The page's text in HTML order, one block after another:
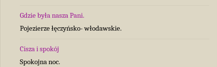
Gdzie była nasza Pani.
Pojezierze łęczyńsko- włodawskie.
Cisza i spokój
Spokojna noc.